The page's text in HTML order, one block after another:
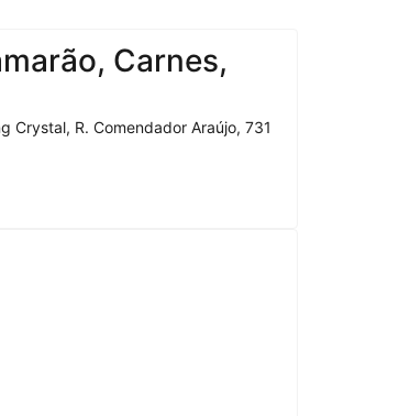
Carnes,
Crystal, R. Comendador Araújo, 731